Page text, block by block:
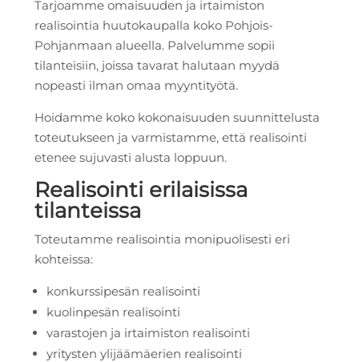
Tarjoamme omaisuuden ja irtaimiston
realisointia huutokaupalla koko Pohjois-
Pohjanmaan alueella. Palvelumme sopii
tilanteisiin, joissa tavarat halutaan myydä
nopeasti ilman omaa myyntityötä.
Hoidamme koko kokonaisuuden suunnittelusta
toteutukseen ja varmistamme, että realisointi
etenee sujuvasti alusta loppuun.
Realisointi erilaisissa
tilanteissa
Toteutamme realisointia monipuolisesti eri
kohteissa:
konkurssipesän realisointi
kuolinpesän realisointi
varastojen ja irtaimiston realisointi
yritysten ylijäämäerien realisointi